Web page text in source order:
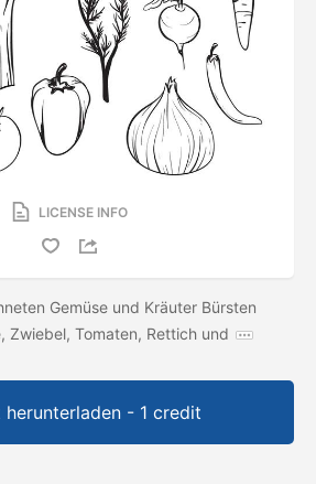
LICENSE INFO
Gemüse und Kräuter Bürsten
Zwiebel, Tomaten, Rettich und
- 1 credit